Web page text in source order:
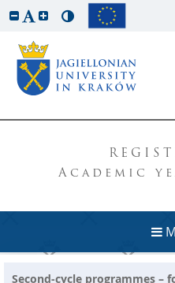
Academic
Second-cycle programmes –